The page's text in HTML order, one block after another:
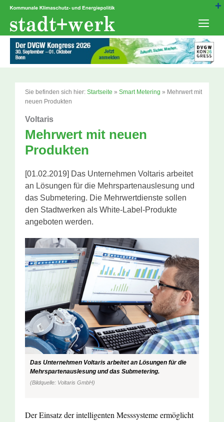
Zum
springen
Sie befinden sich hier: Startseite » Smart Metering » Mehrwert mit
neuen Produkten
Voltaris
Mehrwert mit neuen
Produkten
[01.02.2019] Das Unternehmen Voltaris arbeitet
an Lösungen für die Mehrspartenauslesung und
das Submetering. Die Mehrwertdienste sollen
den Stadtwerken als White-Label-Produkte
angeboten werden.
Das Unternehmen Voltaris arbeitet an Lösungen für die
Mehrspartenauslesung und das Submetering.
(Bildquelle: Voltaris GmbH)
Der Einsatz der intelligenten Messsysteme ermöglicht